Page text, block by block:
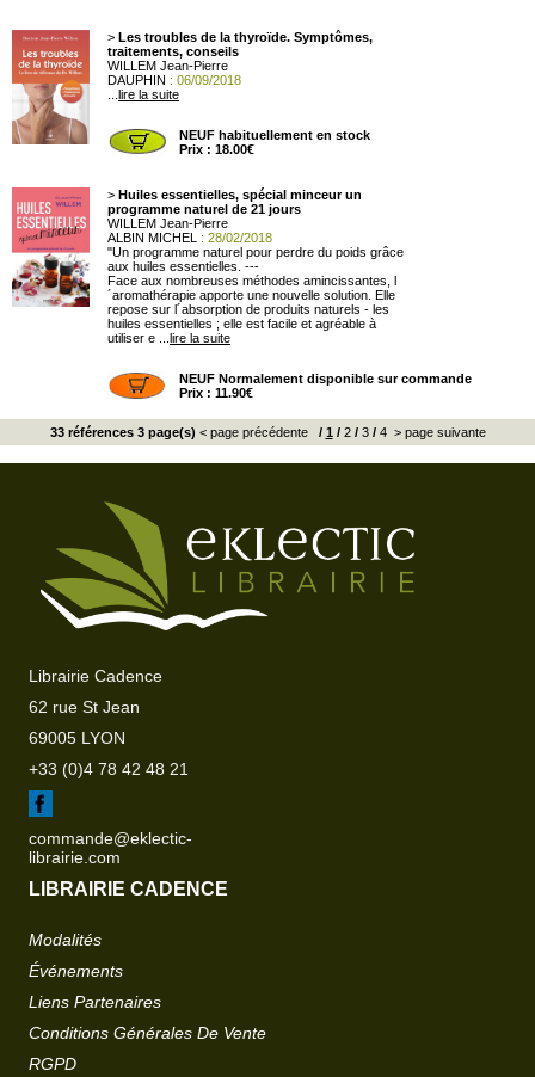
> Les troubles de la thyroïde. Symptômes,
traitements, conseils
WILLEM Jean-Pierre
DAUPHIN : 06/09/2018
lire la suite
NEUF habituellement en stock
Prix : 18.00€
> Huiles essentielles, spécial minceur un
programme naturel de 21 jours
WILLEM Jean-Pierre
ALBIN MICHEL
: 28/02/2018
"Un programme naturel pour perdre du poids grâce
aux huiles essentielles. ---
Face aux nombreuses méthodes amincissantes, l
´aromathérapie apporte une nouvelle solution. Elle
repose sur l´absorption de produits naturels - les
huiles essentielles ; elle est facile et agréable à
utiliser e ... lire la suite
NEUF Normalement disponible sur commande
Prix : 11.90€
33 références 3 page(s) < page précédente/ 1 /2/3/4 > page suivante
Librairie Cadence
62 rue St Jean
69005 LYON
+33 (0)4 78 42 48 21
commande@eklectic-
librairie.com
LIBRAIRIE CADENCE
Modalités
Événements
Liens Partenaires
Conditions Générales De Vente
RGPD